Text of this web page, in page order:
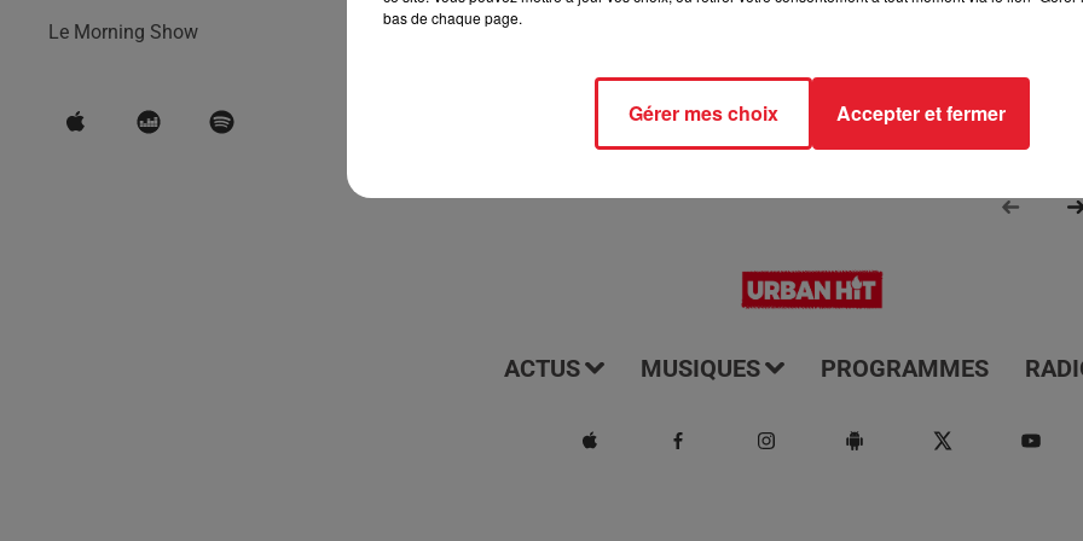
Le Morning Show
ACTUS MUSIQUES PROGRAMMES
bas de chaque page.
Gérer mes choix Accepter et fermer